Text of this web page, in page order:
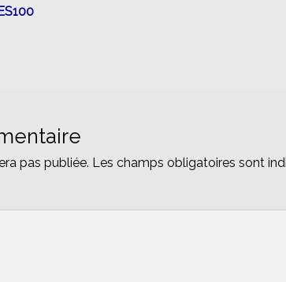
pas publiée. Les champs obligatoires sont